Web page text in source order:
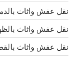
نقل عفش واثاث
نقل عفش واثاث
نقل عفش واثاث